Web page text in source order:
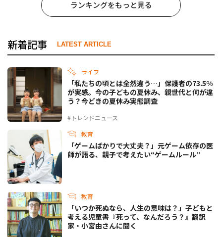
ランキングをもっと見る
新着記事 LATEST ARTICLE
ライフ
#トレンドニュース
「私たちの頃とは全然違う…」保護者の73.5%
が実感。今の子どもの夏休み、親世代と何が違
う？今どきの夏休み実態調査
教育
「ゲームばかりで大丈夫？」元ゲーム依存の医
師が語る、親子で考えたい“ゲームルール”
教育
「いつか死ぬなら、人生の意味は？」子どもと
考える児童書『死って、なんだろう？』翻訳
家・小宮由さんに聞く